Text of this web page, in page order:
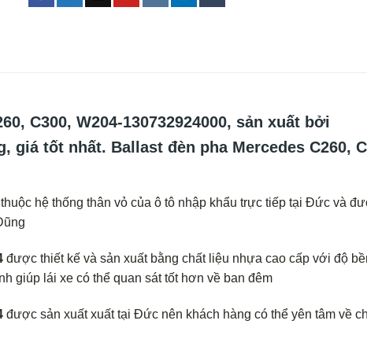
C300, W204-130732924000, sản xuất bởi
giá tốt nhất. Ballast đèn pha Mercedes C260,
hệ thống thân vỏ của ô tô nhập khẩu trực tiếp tại Đức và
được thiết kế và sản xuất bằng chất liệu nhựa cao cấp với độ
giúp lái xe có thể quan sát tốt hơn về ban đêm
được sản xuất xuất tại Đức nên khách hàng có thể yên tâm về